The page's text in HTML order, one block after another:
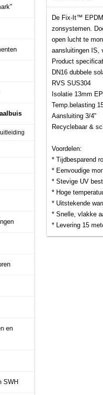
en
SWH
De Fix-It™
zonsystemen.
open lucht te
aansluitingen IS,
Product
DN16 dubbele
RVS SUS304
Isolatie 13mm
Temp.belasting
Aansluiting 3/4"
Recyclebaar &
Voordelen:
* Tijdbesparend
* Eenvoudige
* Stevige UV
* Hoge
* Uitstekende
* Snelle, vlakke
* Levering 15